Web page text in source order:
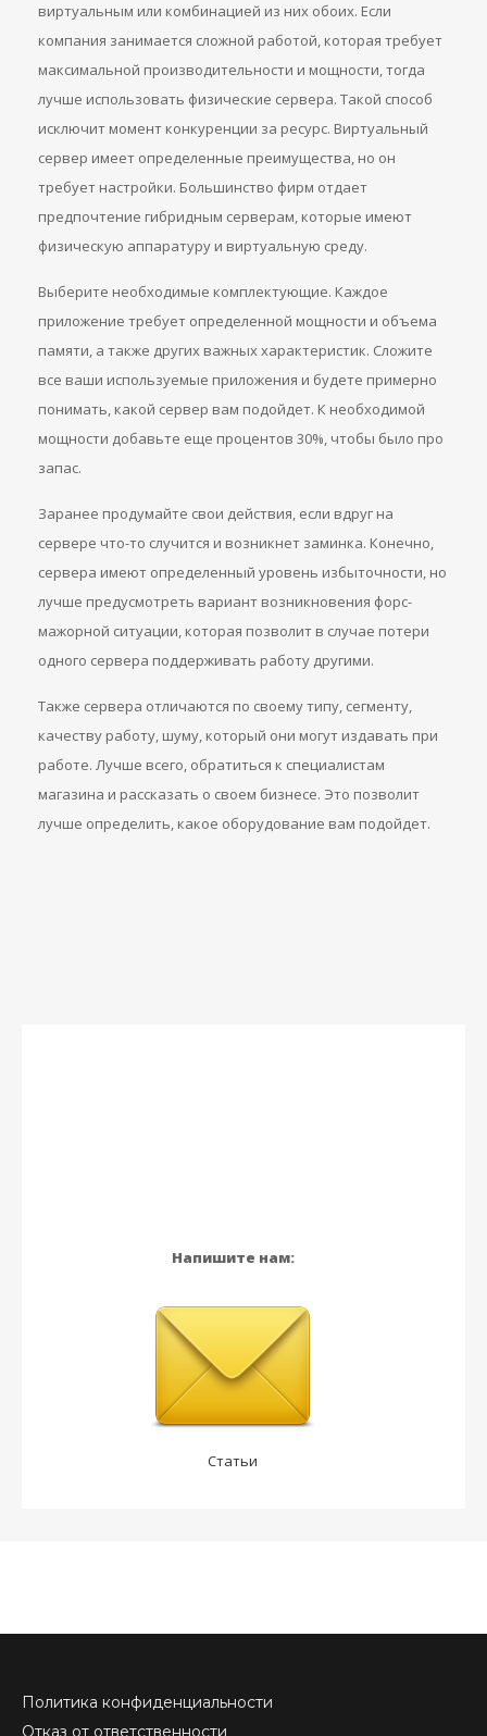
виртуальным или комбинацией из них обоих. Если
компания занимается сложной работой, которая требует
максимальной производительности и мощности, тогда
лучше использовать физические сервера. Такой способ
исключит момент конкуренции за ресурс. Виртуальный
сервер имеет определенные преимущества, но он
требует настройки. Большинство фирм отдает
предпочтение гибридным серверам, которые имеют
физическую аппаратуру и виртуальную среду.
Выберите необходимые комплектующие. Каждое
приложение требует определенной мощности и объема
памяти, а также других важных характеристик. Сложите
все ваши используемые приложения и будете примерно
понимать, какой сервер вам подойдет. К необходимой
мощности добавьте еще процентов 30%, чтобы было про
запас.
Заранее продумайте свои действия, если вдруг на
сервере что-то случится и возникнет заминка. Конечно,
сервера имеют определенный уровень избыточности, но
лучше предусмотреть вариант возникновения форс-
мажорной ситуации, которая позволит в случае потери
одного сервера поддерживать работу другими.
Также сервера отличаются по своему типу, сегменту,
качеству работу, шуму, который они могут издавать при
работе. Лучше всего, обратиться к специалистам
магазина и рассказать о своем бизнесе. Это позволит
лучше определить, какое оборудование вам подойдет.
Напишите нам:
Статьи
Политика конфиденциальности
Отказ от ответственности